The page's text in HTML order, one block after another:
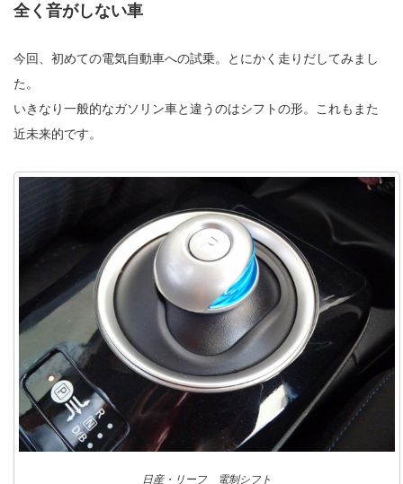
全く音がしない車
今回、初めての電気自動車への試乗。とにかく走りだしてみまし
た。
いきなり一般的なガソリン車と違うのはシフトの形。これもまた
近未来的です。
日産・リーフ 電制シフト